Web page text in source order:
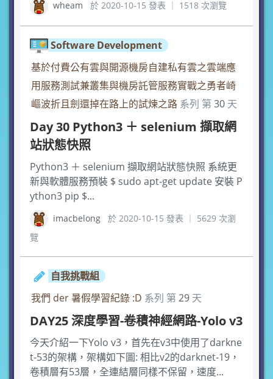
wheam 於 2020-10-15 發表 ｜ 1518 次瀏覽
Software Development
基於付費公有雲與開源機房自建私有雲之雲端應
用服務測試兼叢集與機房託管服務實戰之勇者崎
嶇波折且劍還掉在路上的試煉之路 系列 第30 天
Day 30 Python3 ＋ selenium 擷取網
站狀態快照
Python3 ＋ selenium 擷取網站狀態快照 系統更
新與軟體服務預裝 $ sudo apt-get update 安裝 P
ython3 pip $...
imacbelong
於 2020-10-15 發表 ｜ 5629 次瀏
覽
自我挑戰組
我們 der 暑假學習紀錄 :D 系列 第29 天
DAY25 深度學習-卷積神經網路-Yolo v3
今天介紹一下Yolo v3，首先在v3中使用了darkne
t-53的架構，架構如下圖: 相比v2的darknet-19，
卷積層有53層，全連結層同樣不保留，速度...